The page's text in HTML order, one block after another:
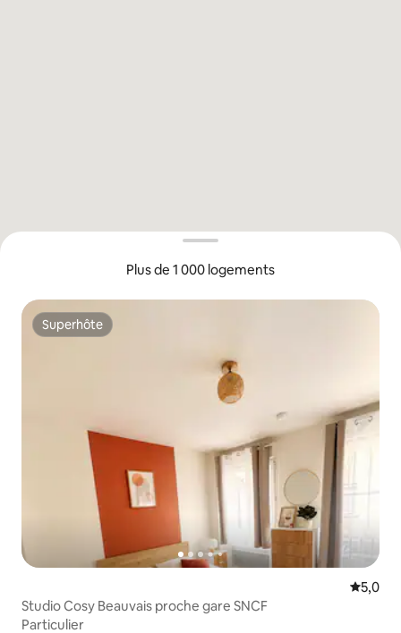
Plus de 1 000 logements
Superhôte
Superhôte
Studio Cosy Beauvais proche gare SNCF
Particulier
Particulier
5,0